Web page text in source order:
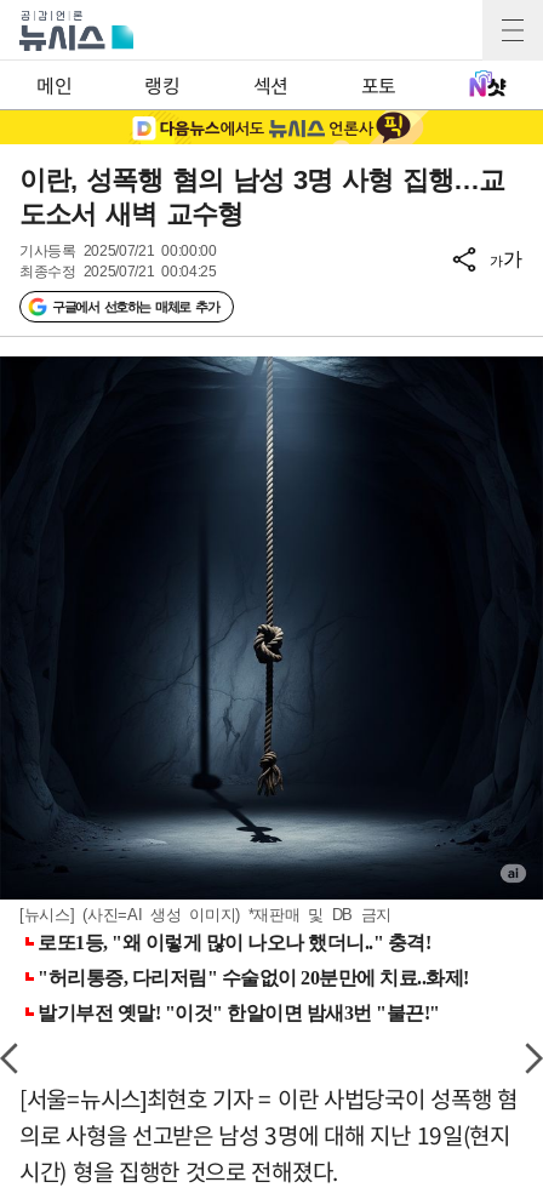
메인 랭킹 섹션 포토
이란, 성폭행 혐의 남성 3명 사형 집행…교
도소서 새벽 교수형
기사등록 2025/07/21 00:00:00
최종수정 2025/07/21 00:04:25
구글에서 선호하는 매체로 추가
가가
[뉴시스] (사진=AI 생성 이미지) *재판매 및 DB 금지
[서울=뉴시스]최현호 기자 = 이란 사법당국이 성폭행 혐
의로 사형을 선고받은 남성 3명에 대해 지난 19일(현지
시간) 형을 집행한 것으로 전해졌다.